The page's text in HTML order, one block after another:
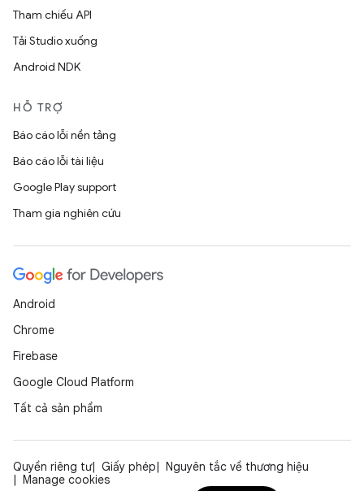
Tham chiếu API
Tải Studio xuống
Android NDK
HỖ TRỢ
Báo cáo lỗi nền tảng
Báo cáo lỗi tài liệu
Google Play support
Tham gia nghiên cứu
Android
Chrome
Firebase
Google Cloud Platform
Tất cả sản phẩm
Quyền riêng tư Giấy phép
Nguyên tắc về thương hiệu
Manage cookies